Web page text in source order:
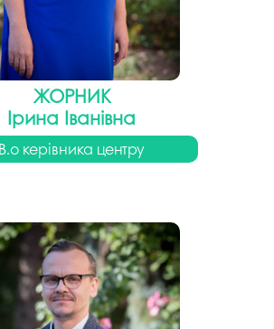
ЖОРНИК
Ірина Іванівна
В.о керівника центру